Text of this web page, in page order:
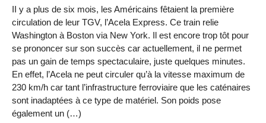
II y a plus de six mois, les Américains fêtaient la première
circulation de leur TGV, l’Acela Express. Ce train relie
Washington à Boston via New York. Il est encore trop tôt pour
se prononcer sur son succès car actuellement, il ne permet
pas un gain de temps spectaculaire, juste quelques minutes.
En effet, l’Acela ne peut circuler qu’à la vitesse maximum de
230 km/h car tant l’infrastructure ferroviaire que les caténaires
sont inadaptées à ce type de matériel. Son poids pose
également un (…)